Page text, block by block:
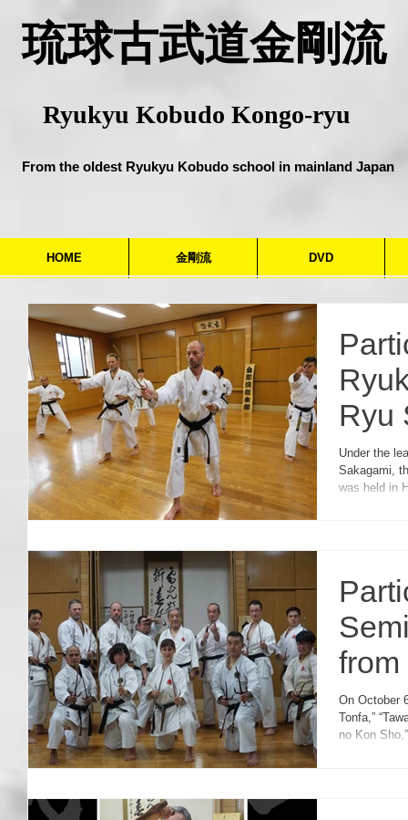
​琉球古武道金剛流
Ryukyu Kobudo Kongo-ryu
From the oldest Ryukyu Kobudo school in mainland Japan
HOME 金剛流 DVD
Ryu
Under the
Sakagami,
was held in
On October
Tonfa,”
no Kon